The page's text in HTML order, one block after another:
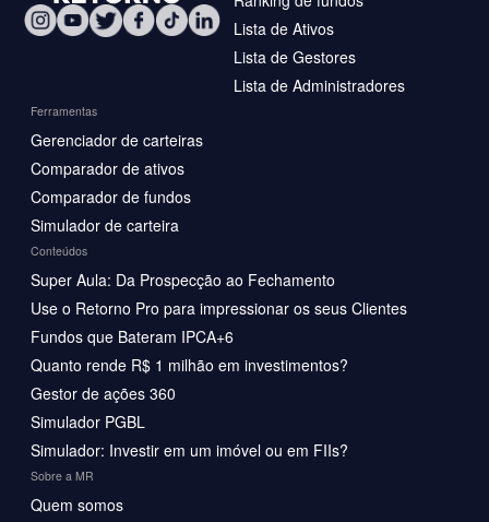
Lista de Ativos
Lista de Gestores
Lista de Administradores
Ferramentas
Gerenciador de carteiras
Comparador de ativos
Comparador de fundos
Simulador de carteira
Conteúdos
Super Aula: Da Prospecção ao Fechamento
Use o Retorno Pro para impressionar os seus Clientes
Fundos que Bateram IPCA+6
Quanto rende R$ 1 milhão em investimentos?
Gestor de ações 360
Simulador PGBL
Simulador: Investir em um imóvel ou em FIIs?
Sobre a MR
Quem somos